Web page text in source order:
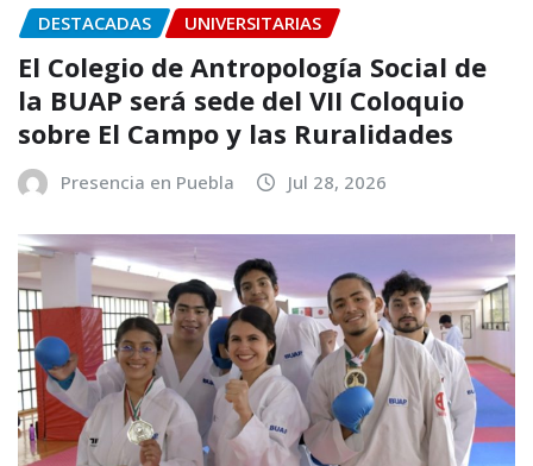
DESTACADAS UNIVERSITARIAS
El Colegio de Antropología Social de
la BUAP será sede del VII Coloquio
sobre El Campo y las Ruralidades
Presencia en Puebla Jul 28, 2026